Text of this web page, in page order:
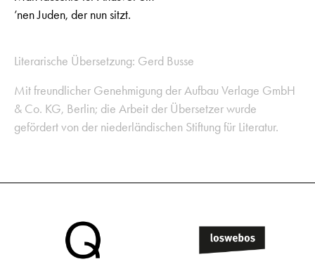
’nen Juden, der nun sitzt.
Literarische Übersetzung: Gerd Busse
Mit freundlicher Genehmigung der Aufbau Verlage GmbH
& Co. KG, Berlin; die Arbeit der Übersetzer wurde
gefördert von der niederländischen Stiftung für Literatur.